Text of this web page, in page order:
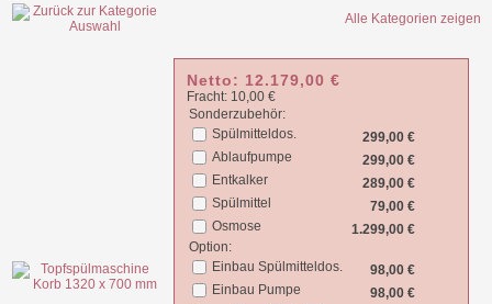
Alle Kategorien zeigen
Netto: 12.179,00 €
Fracht: 10,00 €
Sonderzubehör:
Spülmitteldos.
299,00 €
Ablaufpumpe
299,00 €
Entkalker
289,00 €
Spülmittel
79,00 €
Osmose
1.299,00 €
Option:
Einbau Spülmitteldos.
98,00 €
Einbau Pumpe
98,00 €